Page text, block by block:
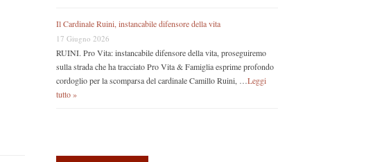
Il Cardinale Ruini, instancabile difensore della vita
17 Giugno 2026
RUINI. Pro Vita: instancabile difensore della vita, proseguiremo
sulla strada che ha tracciato Pro Vita & Famiglia esprime profondo
cordoglio per la scomparsa del cardinale Camillo Ruini, … Leggi
tutto »